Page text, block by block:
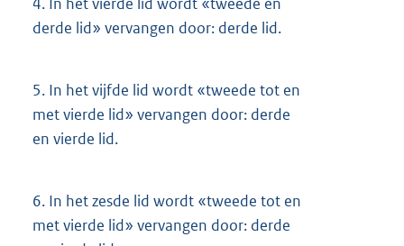
derde lid» vervangen door: derde lid.
5. In het vijfde lid wordt «tweede tot en
met vierde lid» vervangen door: derde
en vierde lid.
6. In het zesde lid wordt «tweede tot en
met vierde lid» vervangen door: derde